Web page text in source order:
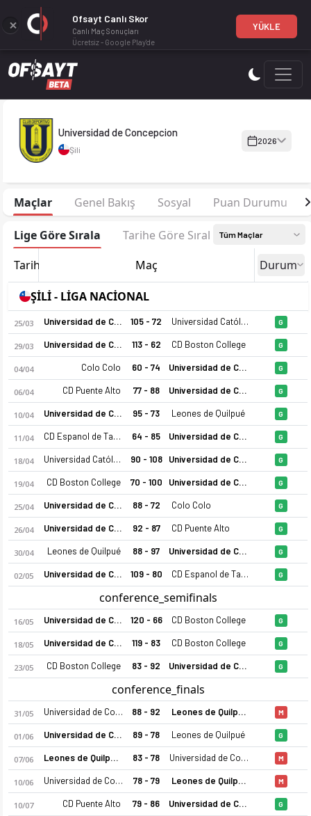
Universidad de Concepcion 2026 sezonu kadrosu, maç
Universidad de Concepcion 2026 sezonu kadrosu, maç
Universidad de Concepcion
Şili
2026
Maçlar Genel Bakış Sosyal Puan Durumu
Lige Göre Sırala Tarihe Göre Sırala Tüm Maçlar
Tarih Maç Durum
ŞİLİ - LİGA NACİONAL
25/03 Universidad de Concepcion 105 - 72 Universidad Católica G
29/03 Universidad de Concepcion 113 - 62 CD Boston College G
04/04 Colo Colo 60 - 74 Universidad de Concepcion G
06/04 CD Puente Alto 77 - 88 Universidad de Concepcion G
10/04 Universidad de Concepcion 95 - 73 Leones de Quilpué G
11/04 CD Espanol de Talca 64 - 85 Universidad de Concepcion G
18/04 Universidad Católica 90 - 108 Universidad de Concepcion G
19/04 CD Boston College 70 - 100 Universidad de Concepcion G
25/04 Universidad de Concepcion 88 - 72 Colo Colo G
26/04 Universidad de Concepcion 92 - 87 CD Puente Alto G
30/04 Leones de Quilpué 88 - 97 Universidad de Concepcion G
02/05 Universidad de Concepcion 109 - 80 CD Espanol de Talca G
conference_semifinals
16/05 Universidad de Concepcion 120 - 66 CD Boston College G
18/05 Universidad de Concepcion 119 - 83 CD Boston College G
23/05 CD Boston College 83 - 92 Universidad de Concepcion G
conference_finals
31/05 Universidad de Concepcion 88 - 92 Leones de Quilpué M
01/06 Universidad de Concepcion 89 - 78 Leones de Quilpué G
07/06 Leones de Quilpué 83 - 78 Universidad de Concepcion M
10/06 Universidad de Concepcion 78 - 79 Leones de Quilpué M
10/07 CD Puente Alto 79 - 86 Universidad de Concepcion G
Ofsayt Canlı Skor
Canlı Maç Sonuçları
Ücretsiz - Google Play'de
YÜKLE